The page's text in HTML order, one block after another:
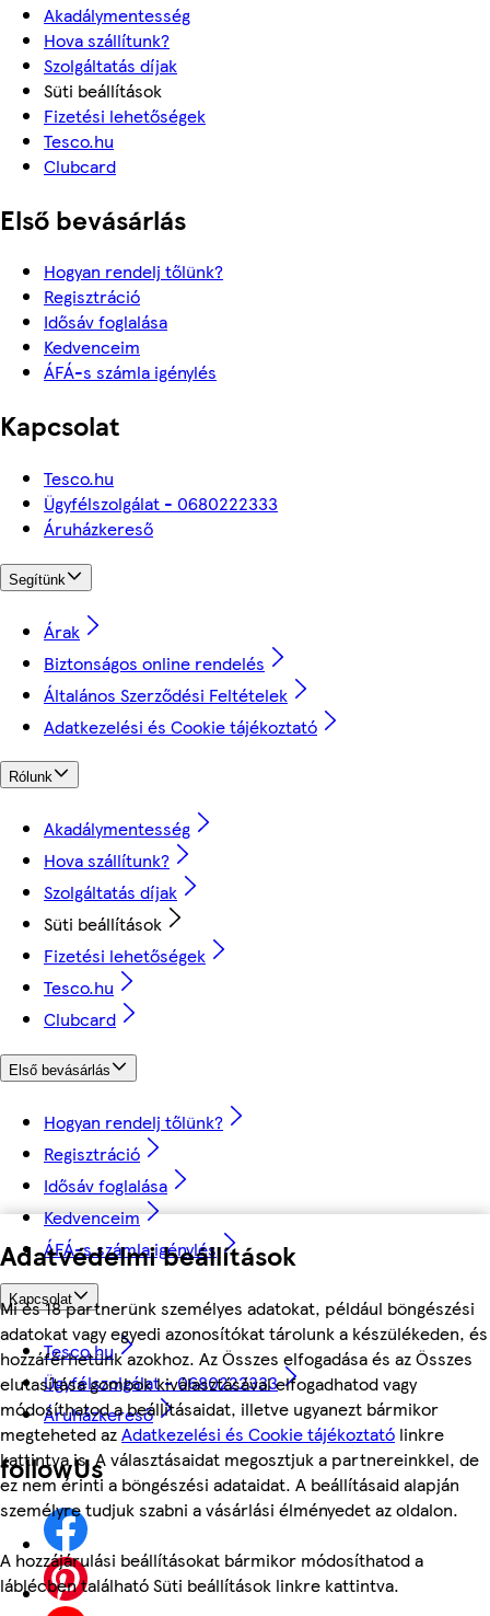
Adatvédelmi beállítások
Mi és 18 partnerünk személyes adatokat, például böngészési
adatokat vagy egyedi azonosítókat tárolunk a készülékeden, és
hozzáférhetünk azokhoz. Az Összes elfogadása és az Összes
elutasítása gombok kiválasztásával elfogadhatod vagy
módosíthatod a beállításaidat, illetve ugyanezt bármikor
megteheted azAdatkezelési és Cookie tájékoztató linkre
kattintva is. A választásaidat megosztjuk a partnereinkkel, de
ez nem érinti a böngészési adataidat. A beállításaid alapján
személyre tudjuk szabni a vásárlási élményedet az oldalon.
A hozzájárulási beállításokat bármikor módosíthatod a
láblécben található Süti beállítások linkre kattintva.
Akadálymentesség
Hova szállítunk?
Szolgáltatás díjak
Süti beállítások
Fizetési lehetőségek
Tesco.hu
Clubcard
Első bevásárlás
Hogyan rendelj tőlünk?
Regisztráció
Idősáv foglalása
Kedvenceim
ÁFÁ-s számla igénylés
Kapcsolat
Tesco.hu
Ügyfélszolgálat - 0680222333
Áruházkereső
Segítünk
Árak
Biztonságos online rendelés
Általános Szerződési Feltételek
Adatkezelési és Cookie tájékoztató
Rólunk
Akadálymentesség
Hova szállítunk?
Szolgáltatás díjak
Süti beállítások
Fizetési lehetőségek
Tesco.hu
Clubcard
Első bevásárlás
Hogyan rendelj tőlünk?
Regisztráció
Idősáv foglalása
Kedvenceim
ÁFÁ-s számla igénylés
Kapcsolat
Tesco.hu
Ügyfélszolgálat - 0680222333
Áruházkereső
followUs